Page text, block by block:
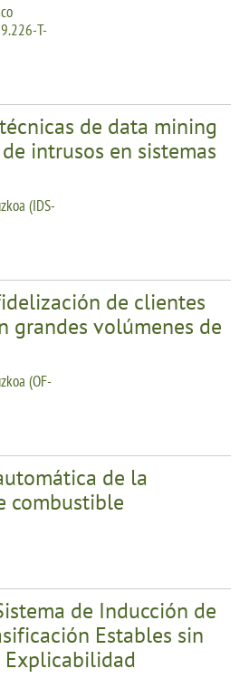
T-
de data mining
intrusos en sistemas
(IDS-
de clientes
grandes volúmenes de
(OF-
de la
combustible
de Inducción de
Estables sin
Explicabilidad